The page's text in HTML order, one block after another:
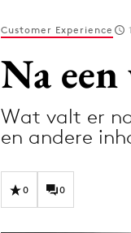
Customer Experience
Na een
Wat valt er
en andere
0 0